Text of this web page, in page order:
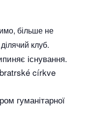
більше не
клуб.
існування.
církve
гуманітарної